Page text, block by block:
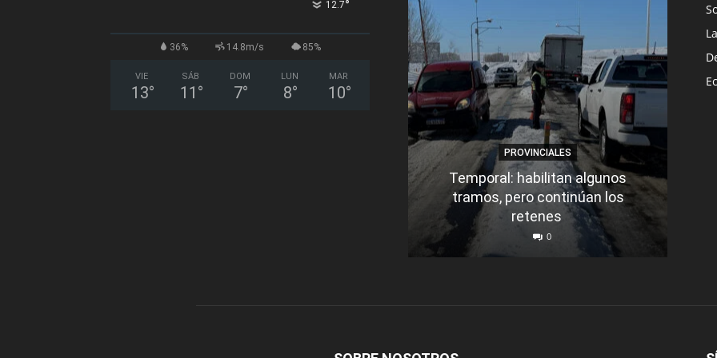
12.7°
36% 14.8m/s 85%
VIE
13°
SÁB
11 °
DOM
7°
LUN
8°
MAR
10°
PROVINCIALES
Temporal: habilitan algunos
tramos, pero continúan los
retenes
0